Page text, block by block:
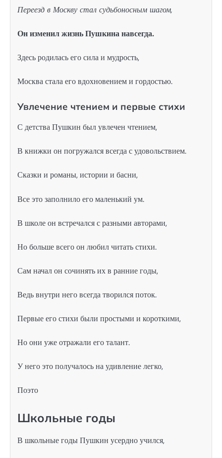
Переезд в Москву стал судьбоносным шагом,
Он изменил жизнь Пушкина навсегда.
Здесь родилась его сила и мудрость,
Москва стала его вдохновением и гордостью.
Увлечение чтением и первые стихи
С детства Пушкин был увлечен чтением,
В книжки он погружался всегда с удовольствием.
Сказки и романы, истории и басни,
Все это заполнило его маленький ум.
В школе он встречался с разными авторами,
Но больше всего он любил читать стихи.
Сам начал он сочинять их в ранние годы,
Ведь внутри него всегда творился поток.
Первые его стихи были простыми и короткими,
Но они уже отражали его талант.
У него это получалось на удивление легко,
Поэто
Школьные годы
В школьные годы Пушкин усердно учился,